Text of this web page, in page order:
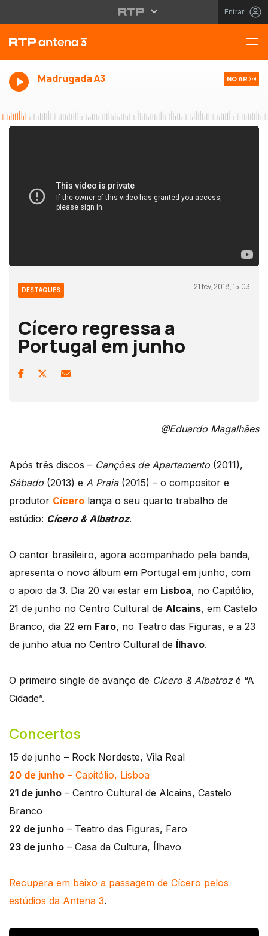
Entrar
Madrugada A3 NO AR
DESTAQUES 21 fev, 2018, 15:03
Cícero regressa a
Portugal em junho
@Eduardo Magalhães
Após três discos – Canções de Apartamento (2011),
Sábado (2013) e A Praia(2015) – o compositor e
produtor Cícero lança o seu quarto trabalho de
estúdio: Cícero & Albatroz.
O cantor brasileiro, agora acompanhado pela banda,
apresenta o novo álbum em Portugal em junho, com
o apoio da 3. Dia 20 vai estar em Lisboa, no Capitólio,
21 de junho no Centro Cultural de Alcains, em Castelo
Branco, dia 22 em Faro, no Teatro das Figuras, e a 23
de junho atua no Centro Cultural de Ílhavo.
O primeiro single de avanço de Cícero & Albatrozé “A
Cidade”.
Concertos
15 de junho – Rock Nordeste, Vila Real
20 de junho – Capitólio, Lisboa
21 de junho – Centro Cultural de Alcains, Castelo
Branco
22 de junho – Teatro das Figuras, Faro
23 de junho – Casa da Cultura, Ílhavo
Recupera em baixo a passagem de Cícero pelos
estúdios da Antena 3.